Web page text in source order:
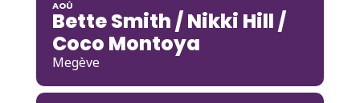
AOÛ
Bette Smith / Nikki Hill /
Coco Montoya
Megève